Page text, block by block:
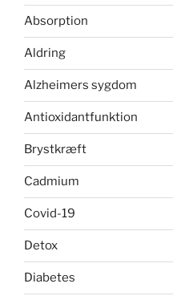
Absorption
Aldring
Alzheimers sygdom
Antioxidantfunktion
Brystkræft
Cadmium
Covid-19
Detox
Diabetes